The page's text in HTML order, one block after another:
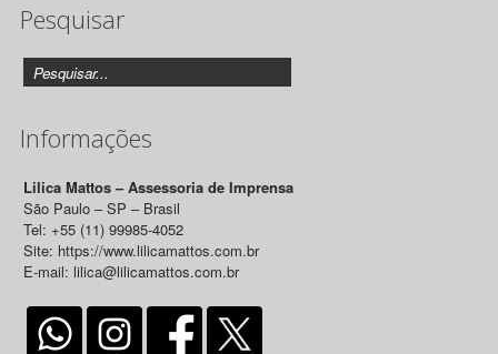
Releases
Pesquisar
Informações
Lilica Mattos – Assessoria de Imprensa
São Paulo – SP – Brasil
Tel: +55 (11) 99985-4052
Site: https://www.lilicamattos.com.br
E-mail: lilica@lilicamattos.com.br